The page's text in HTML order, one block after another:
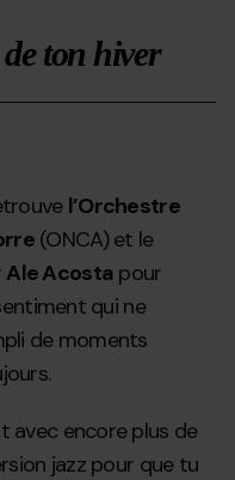
ton hiver
l’Orchestre
(ONCA) et le
Ale Acosta pour
qui ne
de moments
avec encore plus de
jazz pour que tu